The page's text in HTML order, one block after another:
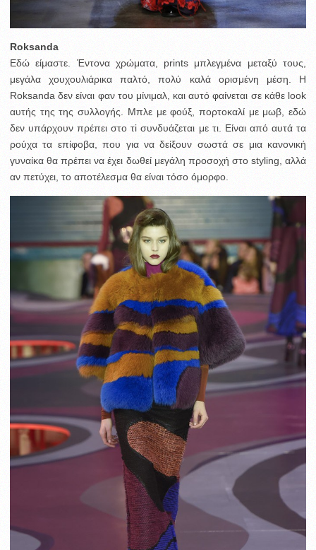
Roksanda
Εδώ είμαστε. Έντονα χρώματα, prints μπλεγμένα μεταξύ τους,
μεγάλα χουχουλιάρικα παλτό, πολύ καλά ορισμένη μέση. Η
Roksanda δεν είναι φαν του μίνιμαλ, και αυτό φαίνεται σε κάθε look
αυτής της της συλλογής. Μπλε με φούξ, πορτοκαλί με μωβ, εδώ
δεν υπάρχουν πρέπει στο τi συνδυάζεται με τι. Είναι από αυτά τα
ρούχα τα επίφοβα, που για να δείξουν σωστά σε μια κανονική
γυναίκα θα πρέπει να έχει δωθεί μεγάλη προσοχή στο styling, αλλά
αν πετύχει, το αποτέλεσμα θα είναι τόσο όμορφο.